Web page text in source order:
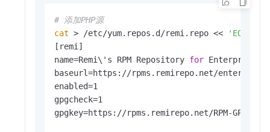
# 添加PHP源
cat > /etc/yum.repos.d/remi.repo <<
'EOF'
[remi]
name=Remi\'s RPM Repository for Enterprise
baseurl=https://rpms.remirepo.net/
enabled=1
gpgcheck=1
gpgkey=https://rpms.remirepo.net/RPM-GPG-